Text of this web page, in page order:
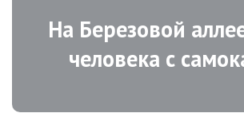
На Березовой
человека с